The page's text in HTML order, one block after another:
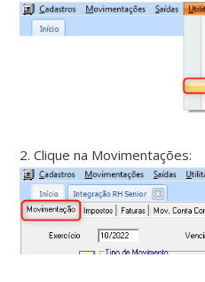
2. Clique na Movimentações: